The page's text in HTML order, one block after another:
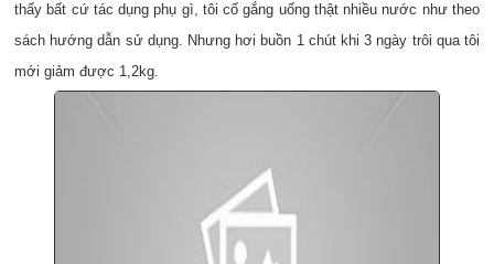
thấy bất cứ tác dụng phụ gì, tôi cố gắng uống thật nhiều nước như theo
sách hướng dẫn sử dụng. Nhưng hơi buồn 1 chút khi 3 ngày trôi qua tôi
mới giảm được 1,2kg.